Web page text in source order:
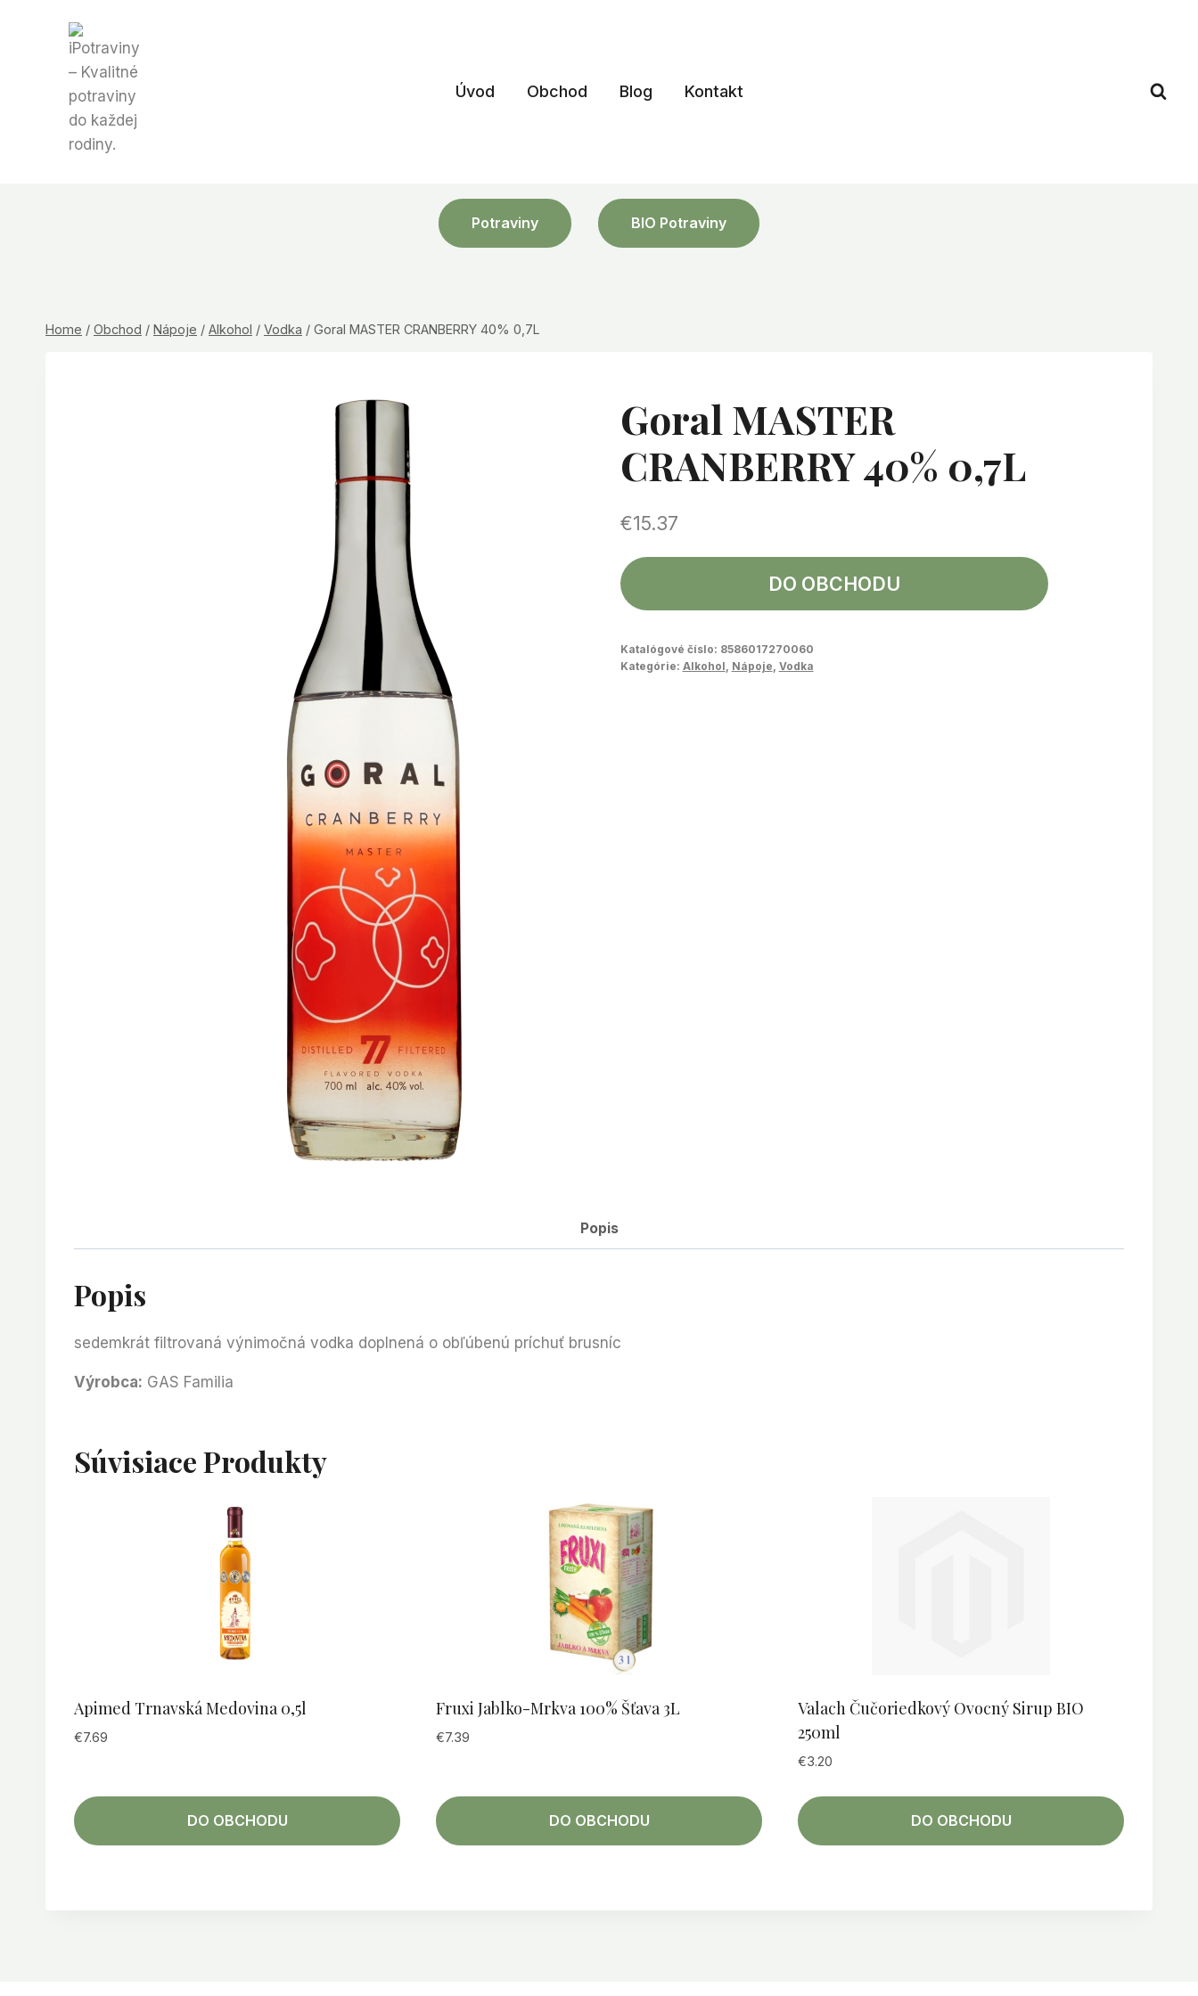
Úvod Obchod Blog Kontakt
Potraviny BIO Potraviny
Home / Obchod / Nápoje / Alkohol / Vodka / Goral MASTER CRANBERRY 40% 0,7L
Goral MASTER
CRANBERRY 40% 0,7L
€15.37
DO OBCHODU
Katalógové číslo: 8586017270060
Kategórie: Alkohol Nápoje Vodka
Popis
Popis
sedemkrát filtrovaná výnimočná vodka doplnená o obľúbenú príchuť brusníc
Výrobca: GAS Familia
Súvisiace Produkty
Apimed Trnavská Medovina 0,5l
€7.69
DO OBCHODU
Fruxi Jablko-Mrkva 100% Šťava 3L
€7.39
DO OBCHODU
Valach Čučoriedkový Ovocný Sirup BIO
250ml
€3.20
DO OBCHODU